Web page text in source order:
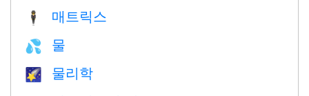
🕴️ 매트릭스
💦 물
🌠 물리학